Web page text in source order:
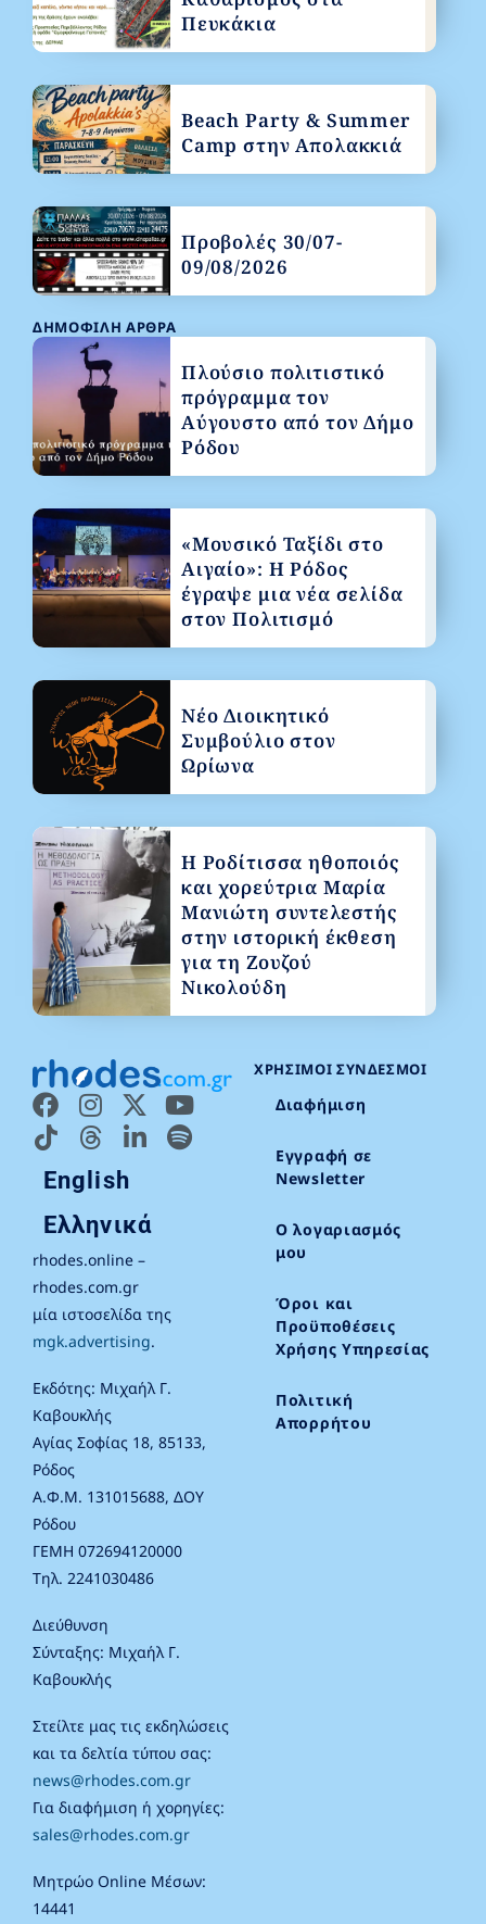
English
Ελληνικά
rhodes.online –
rhodes.com.gr
μία ιστοσελίδα της
mgk.advertising.
Εκδότης: Μιχαήλ Γ.
Καβουκλής
Αγίας Σοφίας 18, 85133,
Ρόδος
Α.Φ.Μ. 131015688, ΔΟΥ
Ρόδου
ΓΕΜΗ 072694120000
Τηλ. 2241030486
Διεύθυνση
Σύνταξης: Μιχαήλ Γ.
Καβουκλής
Στείλτε μας τις εκδηλώσεις
και τα δελτία τύπου σας:
news@rhodes.com.gr
Για διαφήμιση ή χορηγίες:
sales@rhodes.com.gr
Μητρώο Online Μέσων:
14441
ΧΡΉΣΙΜΟΙ ΣΎΝΔΕΣΜΟΙ
Διαφήμιση
Εγγραφή σε
Newsletter
Ο λογαριασμός
μου
Όροι και
Προϋποθέσεις
Χρήσης Υπηρεσίας
Πολιτική
Απορρήτου
ΔΗΜΟΦΙΛΉ ΆΡΘΡΑ
Πλούσιο πολιτιστικό
πρόγραμμα τον
Αύγουστο από τον Δήμο
Ρόδου
«Μουσικό Ταξίδι στο
Αιγαίο»: Η Ρόδος
έγραψε μια νέα σελίδα
στον Πολιτισμό
Νέο Διοικητικό
Συμβούλιο στον
Ωρίωνα
Η Ροδίτισσα ηθοποιός
και χορεύτρια Μαρία
Μανιώτη συντελεστής
στην ιστορική έκθεση
για τη Ζουζού
Νικολούδη
Πευκάκια
Beach Party & Summer
Camp στην Απολακκιά
Προβολές 30/07-
09/08/2026